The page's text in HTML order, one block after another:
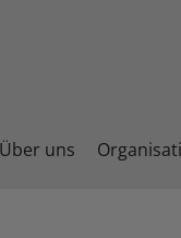
Über uns